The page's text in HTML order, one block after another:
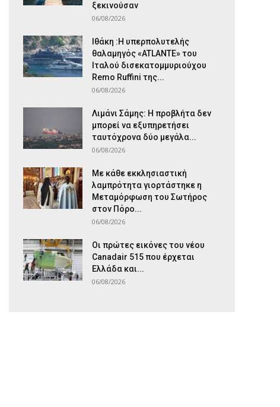
ξεκινούσαν
06/08/2026
Ιθάκη :Η υπερπολυτελής
θαλαμηγός «ATLANTE» του
Ιταλού δισεκατομμυριούχου
Remo Ruffini της...
06/08/2026
Λιμάνι Σάμης: Η προβλήτα δεν
μπορεί να εξυπηρετήσει
ταυτόχρονα δύο μεγάλα...
06/08/2026
Με κάθε εκκλησιαστική
λαμπρότητα γιορτάστηκε η
Μεταμόρφωση του Σωτήρος
στον Πόρο...
06/08/2026
Οι πρώτες εικόνες του νέου
Canadair 515 που έρχεται
Ελλάδα και...
06/08/2026